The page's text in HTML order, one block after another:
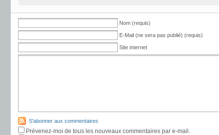
Nom (requis)
E-Mail (ne sera pas publié) (requis)
Site internet
S'abonner aux commentaires
Prévenez-moi de tous les nouveaux commentaires par e-mail.